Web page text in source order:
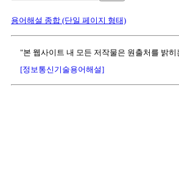
용어해설 종합 (단일 페이지 형태)
"본 웹사이트 내 모든 저작물은 원출처를 밝
[정보통신기술용어해설]